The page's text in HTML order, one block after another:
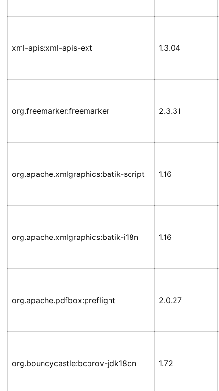
xml-apis:xml-apis-ext 1.3.04
org.freemarker:freemarker 2.3.31
org.apache.xmlgraphics:batik-script 1.16
org.apache.xmlgraphics:batik-i18n 1.16
org.apache.pdfbox:preflight 2.0.27
org.bouncycastle:bcprov-jdk18on 1.72